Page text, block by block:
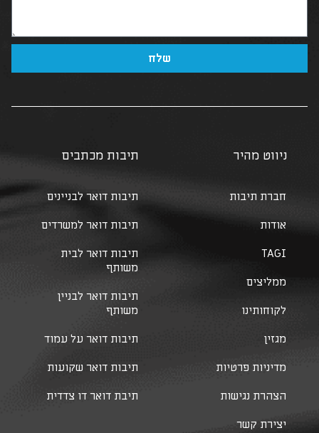
שלח
ניווט מהיר
חברת תיבות
אודות
TAGI
ממליצים
לקוחותינו
מגזין
מדיניות פרטיות
הצהרת נגישות
יצירת קשר
תיבות מכתבים
תיבות דואר לבניינים
תיבות דואר למשרדים
תיבות דואר לבית
משותף
תיבות דואר לבניין
משותף
תיבות דואר על עמוד
תיבות דואר שקועות
תיבת דואר דו צדדית